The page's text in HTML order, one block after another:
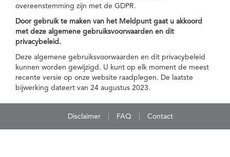
overeenstemming zijn met de GDPR.
Door gebruik te maken van het Meldpunt gaat u akkoord
met deze algemene gebruiksvoorwaarden en dit
privacybeleid.
Deze algemene gebruiksvoorwaarden en dit privacybeleid
kunnen worden gewijzigd. U kunt op elk moment de meest
recente versie op onze website raadplegen. De laatste
bijwerking dateert van 24 augustus 2023.
Disclaimer FAQ Contact